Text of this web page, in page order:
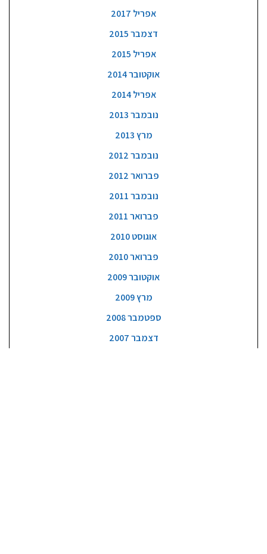
אפריל 2017
דצמבר 2015
אפריל 2015
אוקטובר 2014
אפריל 2014
נובמבר 2013
מרץ 2013
נובמבר 2012
פברואר 2012
נובמבר 2011
פברואר 2011
אוגוסט 2010
פברואר 2010
אוקטובר 2009
מרץ 2009
ספטמבר 2008
דצמבר 2007